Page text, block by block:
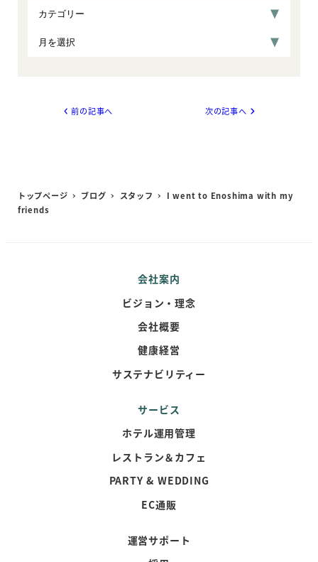
前の記事へ 次の記事へ
トップページ ブログ スタッフ
I went to Enoshima with my
friends
会社案内
ビジョン・理念
会社概要
健康経営
サステナビリティー
サービス
ホテル運用管理
レストラン＆カフェ
PARTY & WEDDING
EC通販
運営サポート